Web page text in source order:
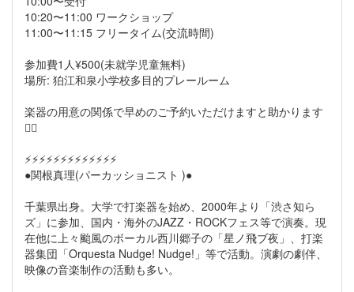
10:20〜11:00 ワークショップ
11:00〜11:15 フリータイム(交流時間)
参加費1人¥500(未就学児童無料)
場所: 狛江和泉小学校多目的プレールーム
楽器の用意の関係で早めのご予約いただけますと助かります
🙇‍♀️
⚡️⚡️⚡️⚡️⚡️⚡️⚡️⚡️⚡️⚡️⚡️⚡️⚡️
●関根真理(パーカッショニスト )●
千葉県出身。大学で打楽器を始め、2000年より「渋さ知ら
ズ」に参加、国内・海外のJAZZ・ROCKフェス等で演奏。現
在他に上々颱風のボーカル西川郷子の「星ノ飛ブ夜」、打楽
器集団「Orquesta Nudge! Nudge!」等で活動。演劇の劇伴、
映像の音楽制作の活動も多い。